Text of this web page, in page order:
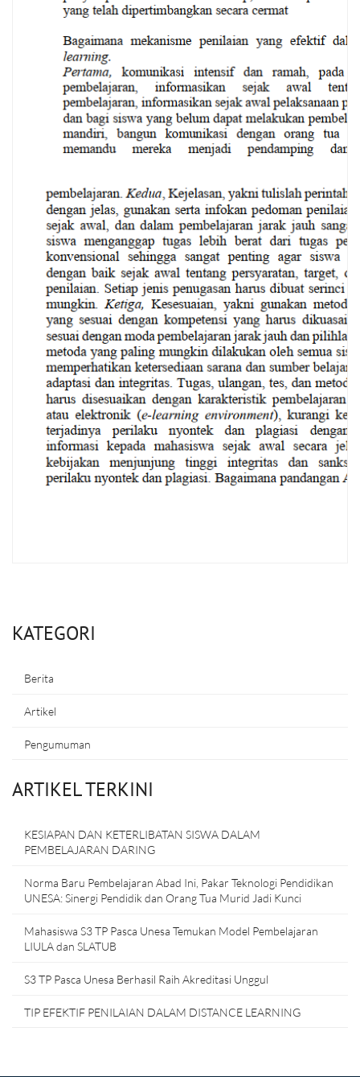
KATEGORI
Berita
Artikel
Pengumuman
ARTIKEL TERKINI
KESIAPAN DAN KETERLIBATAN SISWA DALAM
PEMBELAJARAN DARING
Norma Baru Pembelajaran Abad Ini, Pakar Teknologi Pendidikan
UNESA: Sinergi Pendidik dan Orang Tua Murid Jadi Kunci
Mahasiswa S3 TP Pasca Unesa Temukan Model Pembelajaran
LIULA dan SLATUB
S3 TP Pasca Unesa Berhasil Raih Akreditasi Unggul
TIP EFEKTIF PENILAIAN DALAM DISTANCE LEARNING